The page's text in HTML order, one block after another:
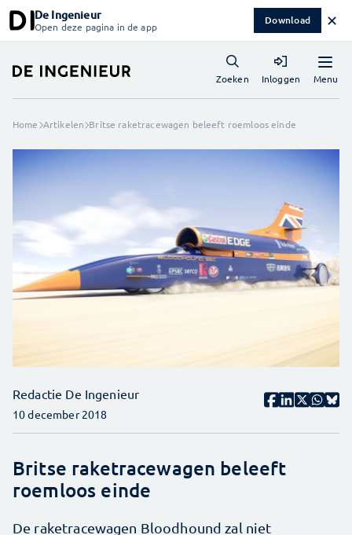
De Ingenieur
Open deze pagina in de app Download ✕
Menu
Zoeken Inloggen
Home Artikelen Britse raketracewagen beleeft roemloos einde
Redactie De Ingenieur
10 december 2018
Britse raketracewagen beleeft
roemloos einde
De raketracewagen Bloodhound zal niet